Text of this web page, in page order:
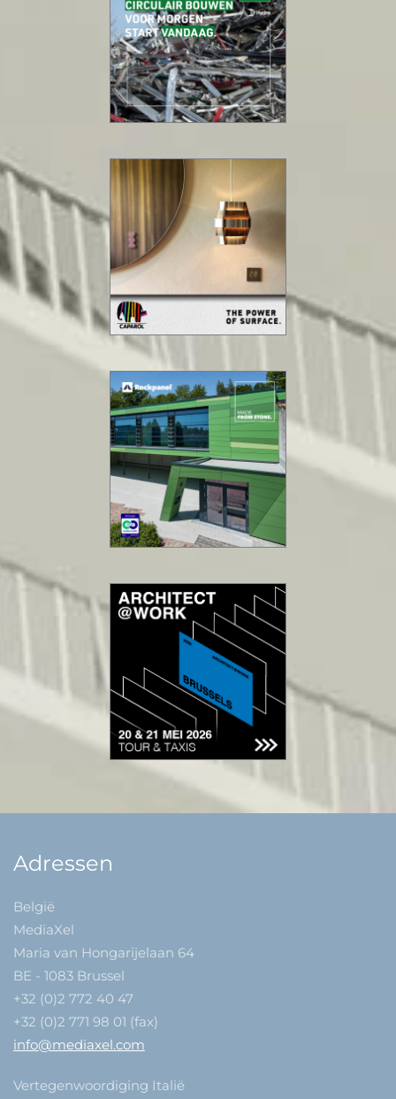
Adressen
België
MediaXel
Maria van Hongarijelaan 64
BE - 1083 Brussel
+32 (0)2 772 40 47
+32 (0)2 771 98 01 (fax)
info@mediaxel.com
Vertegenwoordiging Italië